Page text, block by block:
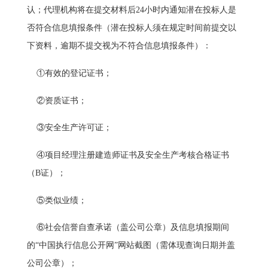
认；代理机构将在提交材料后24小时内通知潜在投标人是
否符合信息填报条件（潜在投标人须在规定时间前提交以
下资料，逾期不提交视为不符合信息填报条件）：
①有效的登记证书；
②资质证书；
③安全生产许可证；
④项目经理注册建造师证书及安全生产考核合格证书
（B证）；
⑤类似业绩；
⑥社会信誉自查承诺（盖公司公章）及信息填报期间
的“中国执行信息公开网”网站截图（需体现查询日期并盖
公司公章）；